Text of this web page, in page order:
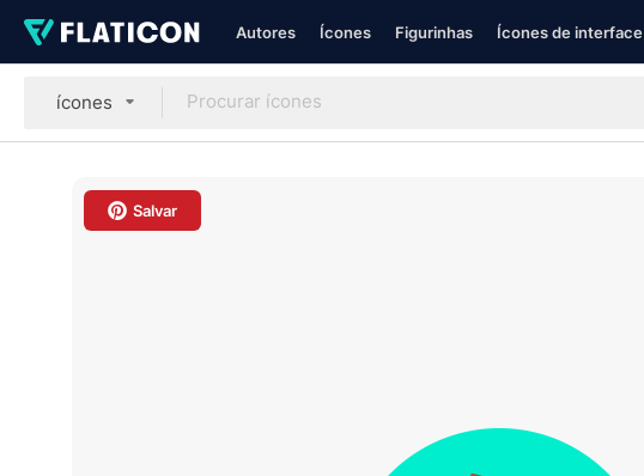
Autores Ícones Figurinhas Ícones de interface
ícones
Salvar